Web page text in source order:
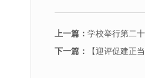
上一篇： 学校举行第二
下一篇：
【迎评促建正